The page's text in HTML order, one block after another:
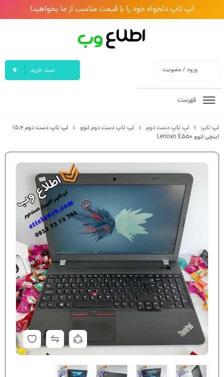
لپ تاپ دلخواه خود را با قیمت مناسب از ما بخواهید!
ورود / عضویت سبد خرید 0
فهرست
لپ تاپ لپ تاپ دست دوم لپ تاپ دست دوم لنوو
لپ تاپ دست دوم ۱۵٫۶
اینچی لنوو Lenovo E550